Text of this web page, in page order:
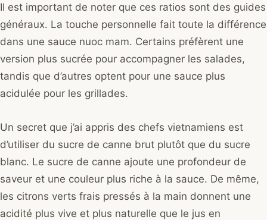
Il est important de noter que ces ratios sont des guides
généraux. La touche personnelle fait toute la différence
dans une sauce nuoc mam. Certains préfèrent une
version plus sucrée pour accompagner les salades,
tandis que d’autres optent pour une sauce plus
acidulée pour les grillades.
Un secret que j’ai appris des chefs vietnamiens est
d’utiliser du sucre de canne brut plutôt que du sucre
blanc. Le sucre de canne ajoute une profondeur de
saveur et une couleur plus riche à la sauce. De même,
les citrons verts frais pressés à la main donnent une
acidité plus vive et plus naturelle que le jus en